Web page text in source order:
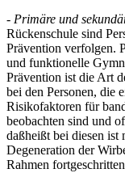
- Primäre und
Rückenschule sind
Prävention verfolgen.
und funktionelle
Prävention ist die Art
bei den Personen, die
Risikofaktoren für
beobachten sind und
daßheißt bei diesen
Degeneration der
Rahmen